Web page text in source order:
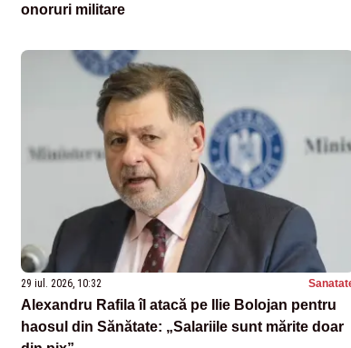
onoruri militare
29 iul. 2026, 10:32
Alexandru Rafila îl atacă pe Ilie Bolojan pentru
haosul din Sănătate: „Salariile sunt mărite doar